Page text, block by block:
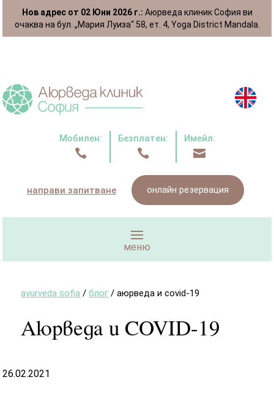
Нов адрес от 02 Юни 2026 г.: Аюрведа клиник София ви
очаква на бул. „Мария Луиза“ 58, ет. 4, Yoga District Mandala.
Мобилен:

Безплатен:

Имейл:

направи запитване онлайн резервация
ayurveda sofia /блог /аюрведа и covid-19
Аюрведа и COVID-19
26.02.2021